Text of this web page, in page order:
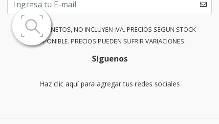
PRECIOS NETOS, NO INCLUYEN IVA. PRECIOS SEGUN STOCK
DISPONIBLE. PRECIOS PUEDEN SUFRIR VARIACIONES.
Síguenos
Haz clic aquí para agregar tus redes sociales